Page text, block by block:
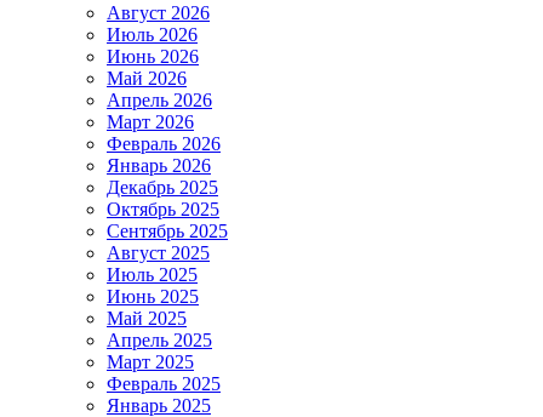
Август 2026
Июль 2026
Июнь 2026
Май 2026
Апрель 2026
Март 2026
Февраль 2026
Январь 2026
Декабрь 2025
Октябрь 2025
Сентябрь 2025
Август 2025
Июль 2025
Июнь 2025
Май 2025
Апрель 2025
Март 2025
Февраль 2025
Январь 2025